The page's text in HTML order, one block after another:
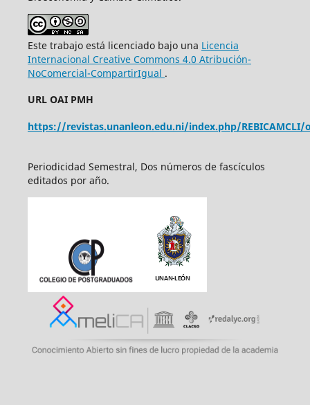
Este trabajo está licenciado bajo una Licencia
Internacional Creative Commons 4.0 Atribución-
NoComercial-CompartirIgual .
URL OAI PMH
https://revistas.unanleon.edu.ni/index.php/REBICAMCLI/
Periodicidad Semestral, Dos números de fascículos
editados por año.